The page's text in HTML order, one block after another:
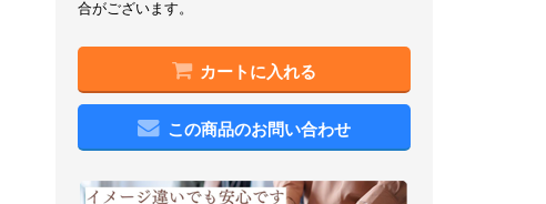
合がございます。
カートに入れる
この商品のお問い合わせ